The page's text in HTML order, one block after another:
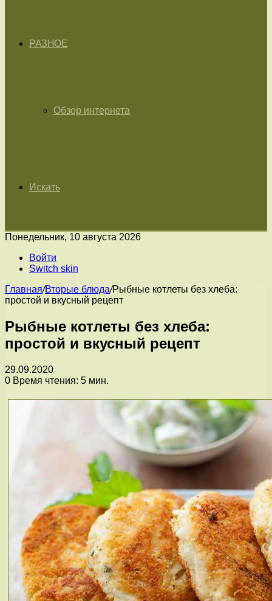
РАЗНОЕ
Обзор интернета
Искать
Понедельник, 10 августа 2026
Войти
Switch skin
Главная/Вторые блюда/Рыбные котлеты без хлеба:
простой и вкусный рецепт
Рыбные котлеты без хлеба:
простой и вкусный рецепт
29.09.2020
0 Время чтения: 5 мин.